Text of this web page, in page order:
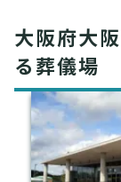
大阪府大
る葬儀場